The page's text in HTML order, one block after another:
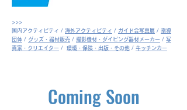
>>>
国内アクティビティ / 海外アクティビティ / ガイド会写真展 / 指導
団体 / グッズ・器材販売 / 撮影機材・ダイビング器材メーカー / 写
真家・クリエイター / 環境・保険・出版・その他 / キッチンカー
Coming Soon